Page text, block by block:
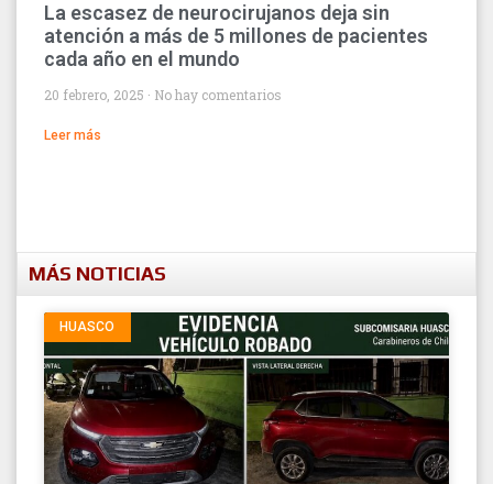
La escasez de neurocirujanos deja sin
atención a más de 5 millones de pacientes
cada año en el mundo
20 febrero, 2025 No hay comentarios
Leer más
MÁS NOTICIAS
HUASCO